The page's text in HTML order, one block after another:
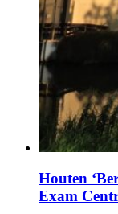
Houten
Exam